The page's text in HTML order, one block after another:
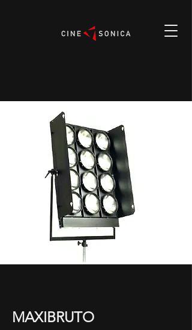
MAXIBRUTO